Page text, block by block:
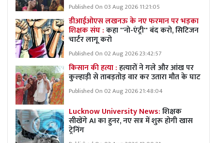
Published On 03 Aug 2026 11:21:05
डीआईओएस लखनऊ के नए फरमान पर भड़का
शिक्षक संघ :कहा ''नो-एंट्री'' बंद करो, सिटिजन
चार्टर लागू करो
Published On 02 Aug 2026 23:42:57
किसान की हत्या :हत्यारों ने गले और आंख पर
कुल्हाड़ी से ताबड़तोड़ वार कर उतारा मौत के घाट
Published On 02 Aug 2026 21:48:04
Lucknow University News:शिक्षक
सीखेंगे AI का हुनर, नए सत्र में शुरू होगी खास
ट्रेनिंग